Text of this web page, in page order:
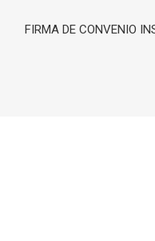
FIRMA DE CONVENIO